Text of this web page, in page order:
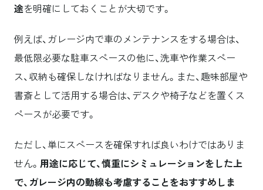
途を明確にしておくことが大切です。
例えば、ガレージ内で車のメンテナンスをする場合は、
最低限必要な駐車スペースの他に、洗車や作業スペー
ス、収納も確保しなければなりません。また、趣味部屋や
書斎として活用する場合は、デスクや椅子などを置くス
ペースが必要です。
ただし、単にスペースを確保すれば良いわけではありま
せん。 用途に応じて、慎重にシミュレーションをした上
で、ガレージ内の動線も考慮することをおすすめしま